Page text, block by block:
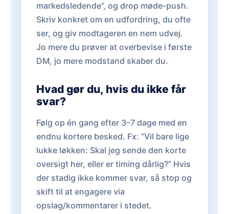
markedsledende”, og drop møde-push.
Skriv konkret om en udfordring, du ofte
ser, og giv modtageren en nem udvej.
Jo mere du prøver at overbevise i første
DM, jo mere modstand skaber du.
Hvad gør du, hvis du ikke får
svar?
Følg op én gang efter 3–7 dage med en
endnu kortere besked. Fx: “Vil bare lige
lukke løkken: Skal jeg sende den korte
oversigt her, eller er timing dårlig?” Hvis
der stadig ikke kommer svar, så stop og
skift til at engagere via
opslag/kommentarer i stedet.